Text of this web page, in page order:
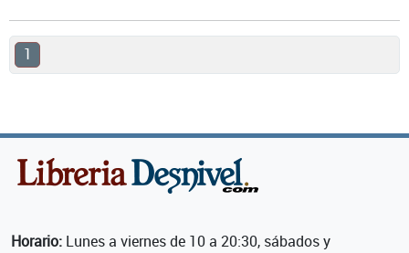
1
Horario: Lunes a viernes de 10 a 20:30, sábados y